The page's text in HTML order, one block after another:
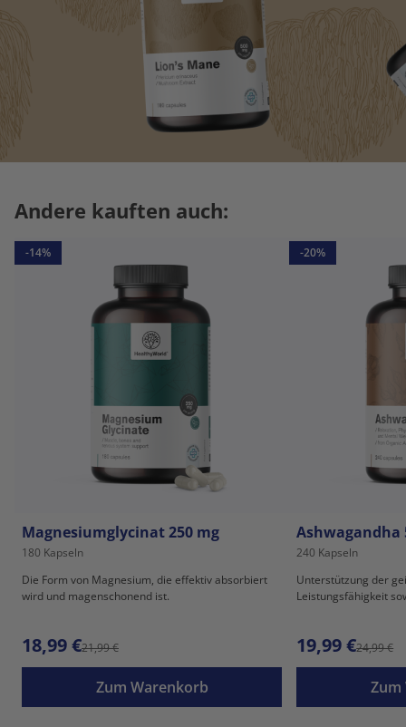
Andere kauften auch:
-14%
Magnesiumglycinat 250 mg
180 Kapseln
Die Form von Magnesium, die effektiv absorbiert
wird und magenschonend ist.
18,99 €21,99 €
Zum Warenkorb
-20%
Ashwagandha
240 Kapseln
Unterstützung der
Leistungsfähigkeit
19,99 €24,99 €
Zum